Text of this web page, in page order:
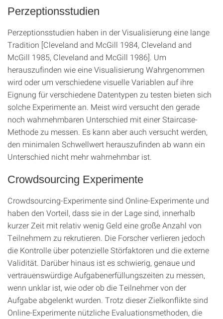
Perzeptionsstudien
Perzeptionsstudien haben in der Visualisierung eine lange
Tradition [Cleveland and McGill 1984, Cleveland and
McGill 1985, Cleveland and McGill 1986]. Um
herauszufinden wie eine Visualisierung Wahrgenommen
wird oder um verschiedene visuelle Variablen auf ihre
Eignung für verschiedene Datentypen zu testen bieten sich
solche Experimente an. Meist wird versucht den gerade
noch wahrnehmbaren Unterschied mit einer Staircase-
Methode zu messen. Es kann aber auch versucht werden,
den minimalen Schwellwert herauszufinden ab wann ein
Unterschied nicht mehr wahrnehmbar ist.
Crowdsourcing Experimente
Crowdsourcing-Experimente sind Online-Experimente und
haben den Vorteil, dass sie in der Lage sind, innerhalb
kurzer Zeit mit relativ wenig Geld eine große Anzahl von
Teilnehmern zu rekrutieren. Die Forscher verlieren jedoch
die Kontrolle über potenzielle Störfaktoren und die externe
Validität. Darüber hinaus ist es schwierig, genaue und
vertrauenswürdige Aufgabenerfüllungszeiten zu messen,
wenn unklar ist, wie oder ob die Teilnehmer von der
Aufgabe abgelenkt wurden. Trotz dieser Zielkonflikte sind
Online-Experimente nützliche Evaluationsmethoden, die